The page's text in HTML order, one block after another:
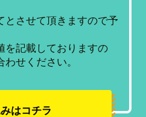
させて頂きますので予
記載しておりますの
せください。
はコチラ